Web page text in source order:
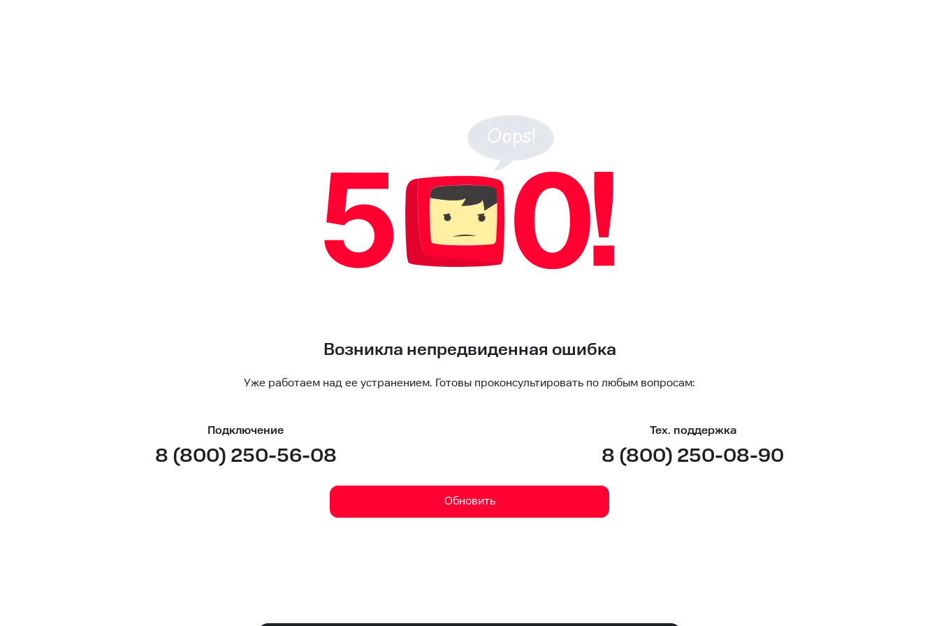
Возникла непредвиденная ошибка
Уже работаем над ее устранением. Готовы проконсультировать по любым вопросам:
Подключение
8 (800) 250-56-08
Тех. поддержка
8 (800) 250-08-90
Обновить